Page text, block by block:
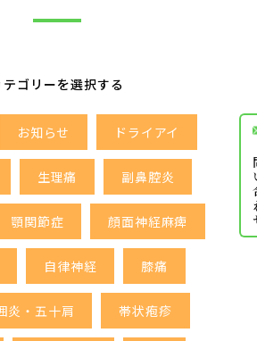
お
テゴリーを選択する
お知らせ ドライアイ
生理痛 副鼻腔炎
顎関節症 顔面神経麻痺
自律神経 膝痛
炎・五十肩 帯状疱疹